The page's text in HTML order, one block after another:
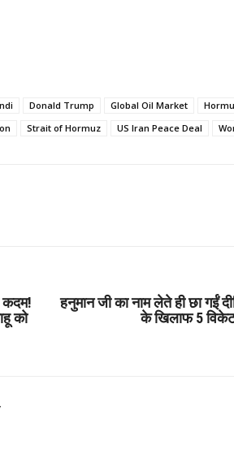
Donald Trump Global Oil Market
Strait of Hormuz US Iran Peace Deal
कदम!
को
हनुमान जी का नाम लेते ही छा गईं
के खिलाफ 5